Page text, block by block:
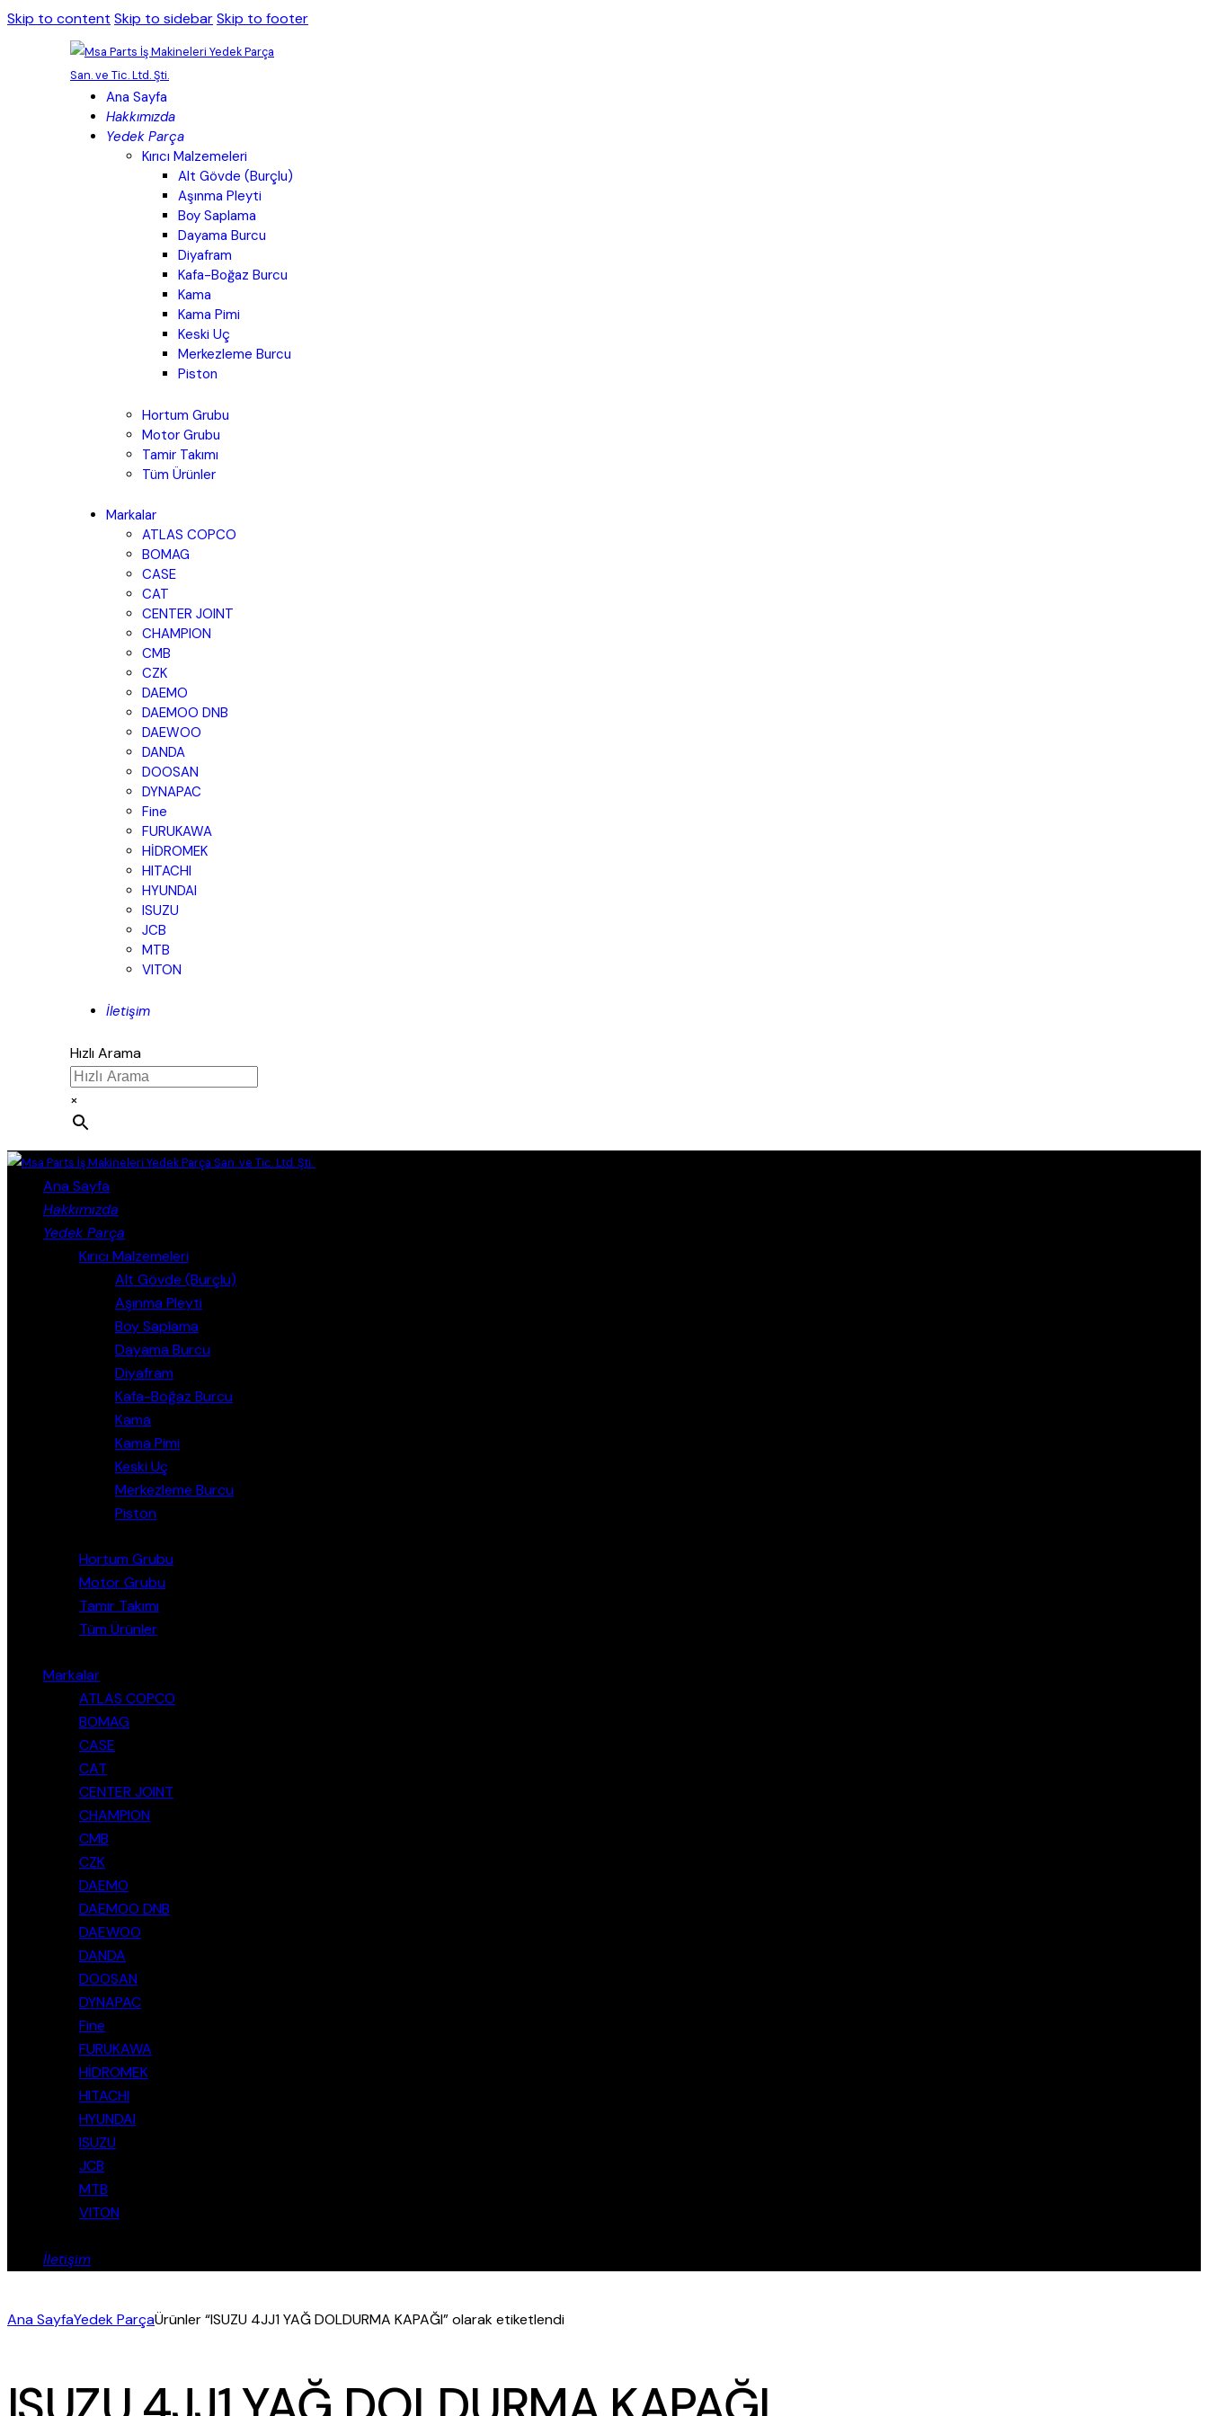
Skip to content Skip to sidebarSkip to footer
Ana Sayfa
Hakkımızda
Yedek Parça
Kırıcı Malzemeleri
Alt Gövde (Burçlu)
Aşınma Pleyti
Boy Saplama
Dayama Burcu
Diyafram
Kafa-Boğaz Burcu
Kama
Kama Pimi
Keski Uç
Merkezleme Burcu
Piston
Hortum Grubu
Motor Grubu
Tamir Takımı
Tüm Ürünler
Markalar
ATLAS COPCO
BOMAG
CASE
CAT
CENTER JOINT
CHAMPION
CMB
CZK
DAEMO
DAEMOO DNB
DAEWOO
DANDA
DOOSAN
DYNAPAC
Fine
FURUKAWA
HİDROMEK
HITACHI
HYUNDAI
ISUZU
JCB
MTB
VITON
İletişim
Hızlı Arama
×
Ana Sayfa
Hakkımızda
Yedek Parça
Kırıcı Malzemeleri
Alt Gövde (Burçlu)
Aşınma Pleyti
Boy Saplama
Dayama Burcu
Diyafram
Kafa-Boğaz Burcu
Kama
Kama Pimi
Keski Uç
Merkezleme Burcu
Piston
Hortum Grubu
Motor Grubu
Tamir Takımı
Tüm Ürünler
Markalar
ATLAS COPCO
BOMAG
CASE
CAT
CENTER JOINT
CHAMPION
CMB
CZK
DAEMO
DAEMOO DNB
DAEWOO
DANDA
DOOSAN
DYNAPAC
Fine
FURUKAWA
HİDROMEK
HITACHI
HYUNDAI
ISUZU
JCB
MTB
VITON
İletişim
Ana SayfaYedek ParçaÜrünler “ISUZU 4JJ1 YAĞ DOLDURMA KAPAĞI” olarak etiketlendi